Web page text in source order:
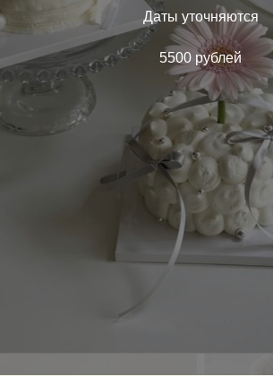
Даты уточняются
5500 рублей